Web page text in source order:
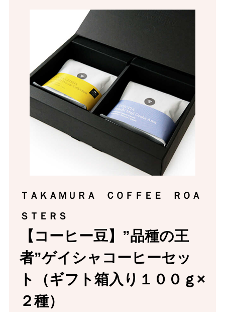
ＴＡＫＡＭＵＲＡ ＣＯＦＦＥＥ ＲＯＡ
ＳＴＥＲＳ
【コーヒー豆】”品種の王
者”ゲイシャコーヒーセッ
ト（ギフト箱入り１００ｇ×
２種）